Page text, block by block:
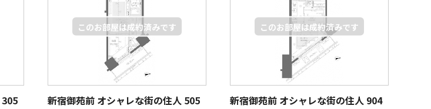
305
新宿御苑前 オシャレな街の住人 505
新宿御苑前 オシャレな街の住人 904